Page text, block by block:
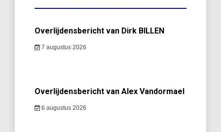
Overlijdensbericht van Dirk BILLEN
7 augustus 2026
Overlijdensbericht van Alex Vandormael
6 augustus 2026